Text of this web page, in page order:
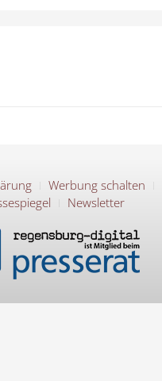
Werbung schalten
Newsletter